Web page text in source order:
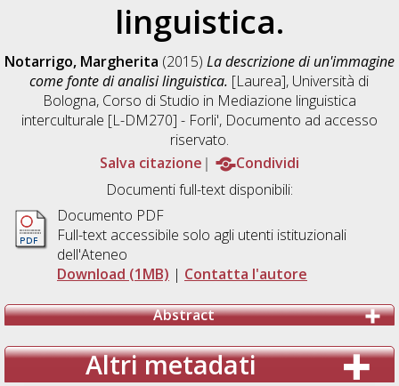
linguistica.
Notarrigo, Margherita (2015) La descrizione di un'immagine
come fonte di analisi linguistica. [Laurea], Università di
Bologna, Corso di Studio in Mediazione linguistica
interculturale [L-DM270] - Forli', Documento ad accesso
riservato.
Salva citazione
Condividi
Documenti full-text disponibili:
Documento PDF
Full-text accessibile solo agli utenti istituzionali
dell'Ateneo
Download (1MB) | Contatta l'autore
Abstract
Altri metadati